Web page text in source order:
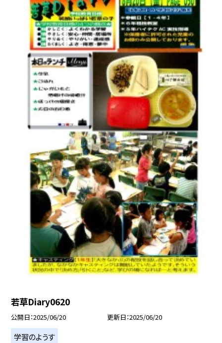
若草Diary0620
公開日 2025/06/20 更新日 2025/06/20
学習のようす